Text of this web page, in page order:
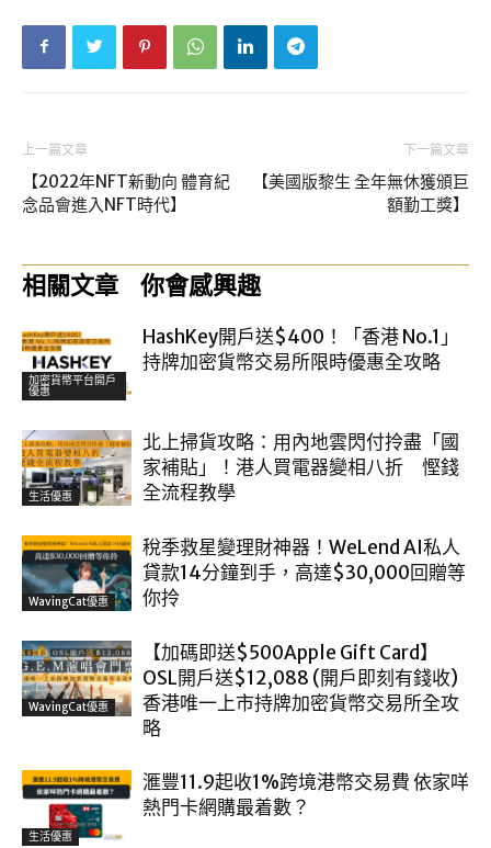
上一篇文章
【2022年NFT新動向 體育紀
念品會進入NFT時代】
下一篇文章
【美國版黎生 全年無休獲頒巨
額勤工獎】
相關文章 你會感興趣
加密貨幣平台開戶
優惠
HashKey開戶送$400！「香港 No.1」
持牌加密貨幣交易所限時優惠全攻略
生活優惠
北上掃貨攻略：用內地雲閃付拎盡「國
家補貼」！港人買電器變相八折 慳錢
全流程教學
WavingCat優惠
稅季救星變理財神器！WeLend AI私人
貸款14分鐘到手，高達$30,000回贈等
你拎
WavingCat優惠
【加碼即送$500Apple Gift Card】
OSL開戶送$12,088 (開戶即刻有錢收)
香港唯一上市持牌加密貨幣交易所全攻
略
生活優惠
滙豐11.9起收1%跨境港幣交易費 依家咩
熱門卡網購最着數？